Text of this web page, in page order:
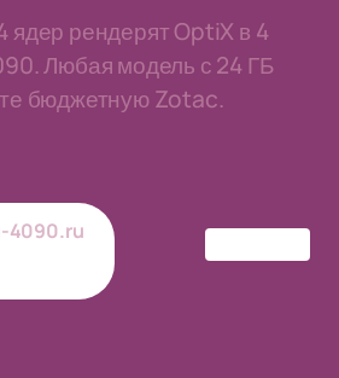
ядер рендерят OptiX в 4
Любая модель с 24 ГБ
бюджетную Zotac.
4090.ru